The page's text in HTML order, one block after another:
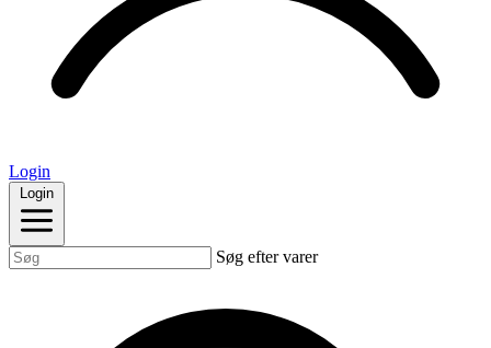
Login
Login
Søg efter varer